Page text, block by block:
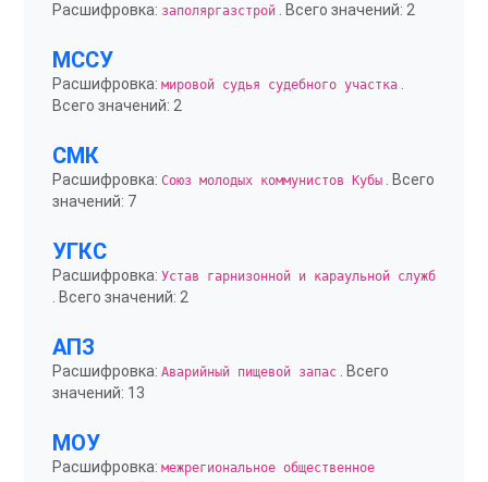
Расшифровка: заполяргазстрой . Всего значений: 2
МССУ
Расшифровка: мировой судья судебного участка
Всего значений: 2
СМК
Расшифровка: Союз молодых коммунистов Кубы . Всего
значений: 7
УГКС
Расшифровка: Устав гарнизонной и караульной служб
. Всего значений: 2
АПЗ
Расшифровка: Аварийный пищевой запас . Всего
значений: 13
МОУ
Расшифровка: межрегиональное общественное